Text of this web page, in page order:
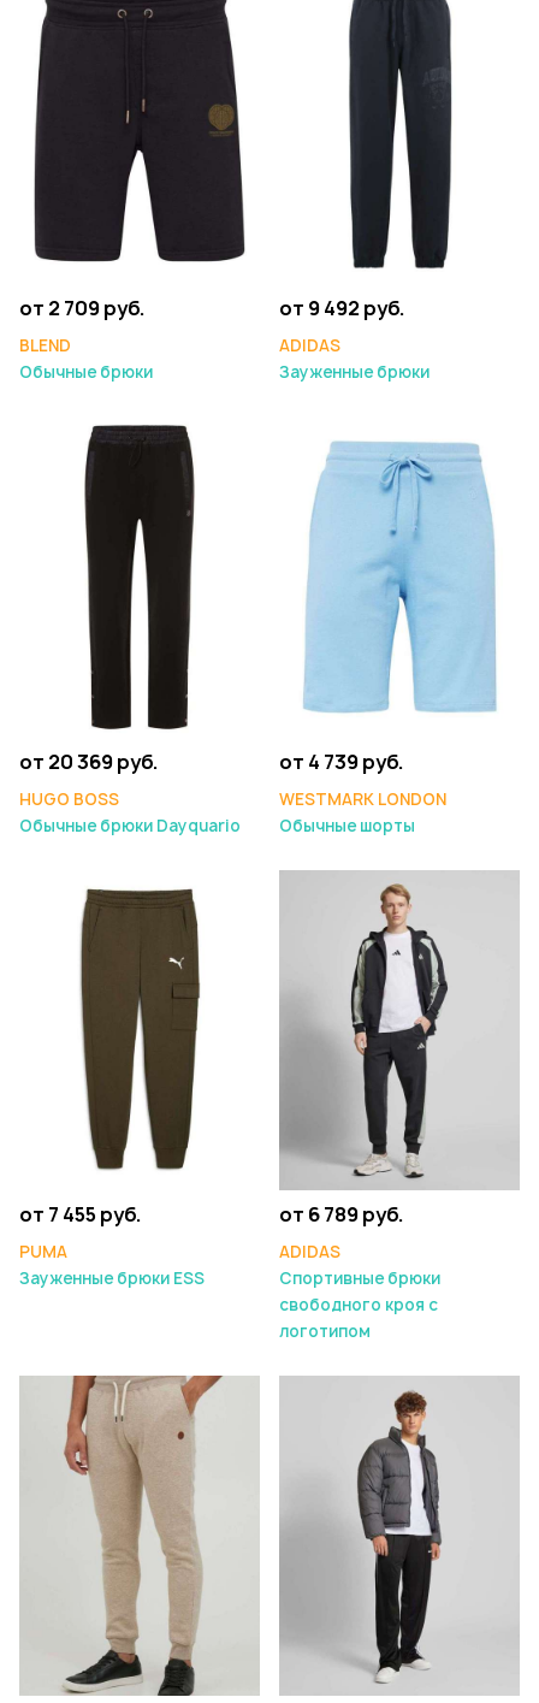
от 2 709 руб.
BLEND
Обычные брюки
от 9 492 руб.
ADIDAS
Зауженные брюки
от 20 369 руб.
HUGO BOSS
Обычные брюки Dayquario
от 4 739 руб.
WESTMARK LONDON
Обычные шорты
от 7 455 руб.
PUMA
Зауженные брюки ESS
от 6 789 руб.
ADIDAS
Спортивные брюки
свободного кроя с
логотипом